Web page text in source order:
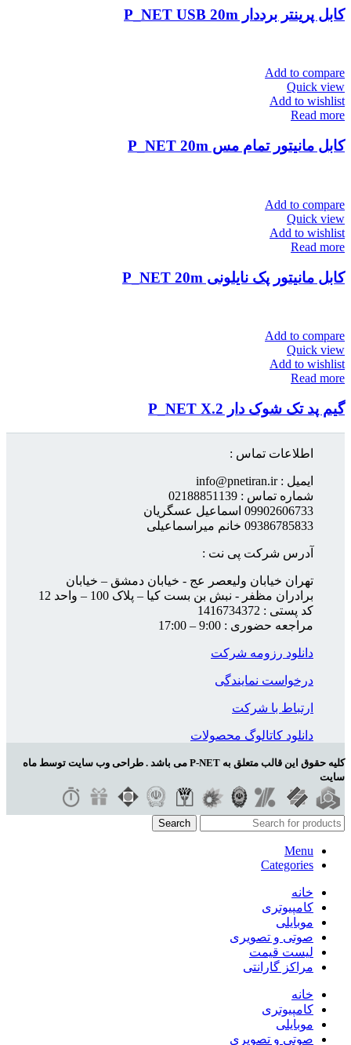
کابل پرینتر برددار P_NET USB 20m
Add to compare
Quick view
Add to wishlist
Read more
کابل مانیتور تمام مس P_NET 20m
Add to compare
Quick view
Add to wishlist
Read more
کابل مانیتور پک نایلونی P_NET 20m
Add to compare
Quick view
Add to wishlist
Read more
گیم پد تک شوک دار P_NET X.2
اطلاعات تماس :
ایمیل : info@pnetiran.ir
شماره تماس : 02188851139
09902606733 اسماعیل عسگریان
09386785833 خانم میراسماعیلی
آدرس شرکت پی نت :
تهران خیابان ولیعصر عج - خیابان دمشق – خیابان
برادران مظفر - نبش بن بست کیا – پلاک 100 – واحد 12
کد پستی : 1416734372
مراجعه حضوری : 9:00 – 17:00
دانلود رزومه شرکت
درخواست نمایندگی
ارتباط با شرکت
دانلود کاتالوگ محصولات
کلیه حقوق این قالب متعلق به P-NET می باشد . طراحی وب سایت توسط ماه
سایت
Search
Menu
Categories
خانه
کامپیوتری
موبایلی
صوتی و تصویری
لیست قیمت
مراکز گارانتی
خانه
کامپیوتری
موبایلی
صوتی و تصویری